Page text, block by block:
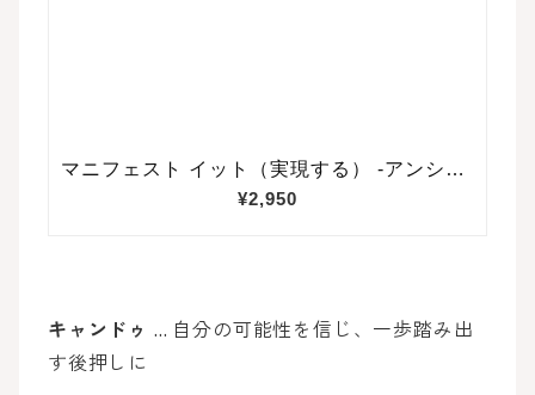
キャンドゥ … 自分の可能性を信じ、一歩踏み出
す後押しに